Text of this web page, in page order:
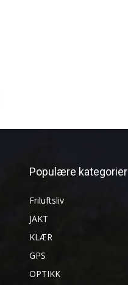
Populære kategorier
Friluftsliv
JAKT
KLÆR
GPS
OPTIKK